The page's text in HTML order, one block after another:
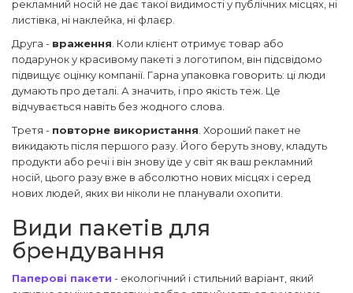
рекламний носій не дає такої видимості у публічних місцях, ні
листівка, ні наклейка, ні флаєр.
Друга - враження. Коли клієнт отримує товар або
подарунок у красивому пакеті з логотипом, він підсвідомо
підвищує оцінку компанії. Гарна упаковка говорить: ці люди
думають про деталі. А значить, і про якість теж. Це
відчувається навіть без жодного слова.
Третя - повторне використання. Хороший пакет не
викидають після першого разу. Його беруть знову, кладуть
продукти або речі і він знову їде у світ як ваш рекламний
носій, цього разу вже в абсолютно нових місцях і серед
нових людей, яких ви ніколи не планували охопити.
Види пакетів для
брендування
Паперові пакети - екологічний і стильний варіант, який